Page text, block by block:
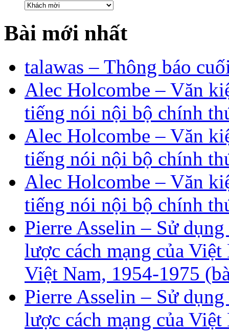
Bài mới nhất
talawas – Thông báo
Alec Holcombe – Văn
tiếng nói nội bộ chính
Alec Holcombe – Văn
tiếng nói nội bộ chính
Alec Holcombe – Văn
tiếng nói nội bộ chính
Pierre Asselin – Sử
lược cách mạng của
Việt Nam, 1954-1975
Pierre Asselin – Sử
lược cách mạng của